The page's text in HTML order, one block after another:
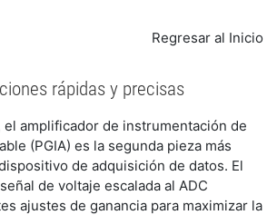
Regresar al Inicio
rápidas y precisas
el amplificador de instrumentación de
(PGIA) es la segunda pieza más
de adquisición de datos. El
de voltaje escalada al ADC
ajustes de ganancia para maximizar la